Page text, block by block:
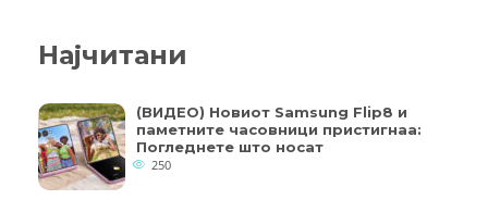
Најчитани
(ВИДЕО) Новиот Samsung Flip8 и
паметните часовници пристигнаа:
Погледнете што носат
250